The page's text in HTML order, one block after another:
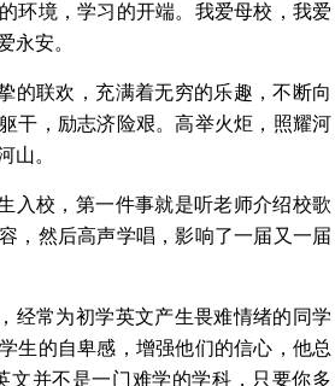
环境，学习的开端。我爱母校，我爱
永安。
的联欢，充满着无穷的乐趣，不断向
干，励志济险艰。高举火炬，照耀河
山。
入校，第一件事就是听老师介绍校歌
，然后高声学唱，影响了一届又一届
经常为初学英文产生畏难情绪的同学
生的自卑感，增强他们的信心，他总
文并不是一门难学的学科，只要你多